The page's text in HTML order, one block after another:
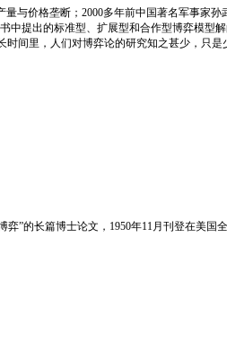
与价格垄断；2000多年前中国著名军事家
提出的标准型、扩展型和合作型博弈模型
间里，人们对博弈论的研究知之甚少，
”的长篇博士论文，1950年11月刊登在美国